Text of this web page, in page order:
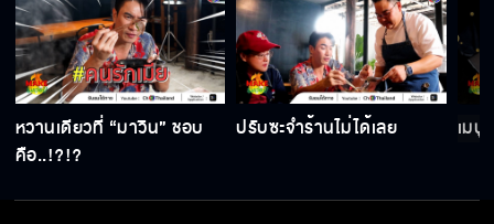
หวานเดียวที่ “มาวิน” ชอบ
คือ..!?!?
ปรับซะจำร้านไม่ได้เลย เมนู